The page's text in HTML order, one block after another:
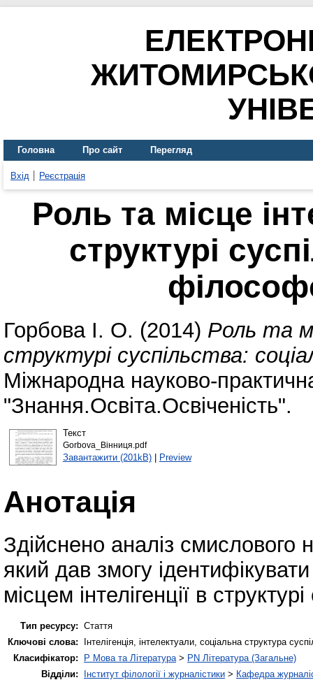
Головна Про сайт Перегляд
Вхід Реєстрація
Роль та місце
структурі
Горбова І. О. (2014) Роль та
структурі суспільства:
Міжнародна науково-
"Знання.Освіта.Освіченість".
Текст
Gorbova_Вінниця.pdf
Завантажити (201kB)| Preview
Анотація
Здійснено аналіз смислового
який дав змогу
місцем інтелігенції в
Тип ресурсу: Стаття
Ключові слова:
Інтелігенція, інтелектуали, соціальна структура
Класифікатор:
P Мова та Література > PN Література (Загальне)
Відділи:
Інститут філології і журналістики > Кафедра